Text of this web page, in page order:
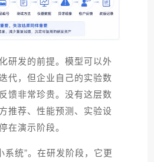
研发的前提。模型可以外
代，但企业自己的实验数
馈非常珍贵。没有这层数
推荐、性能预测、实验设
在演示阶段。
系统”。在研发阶段，它更